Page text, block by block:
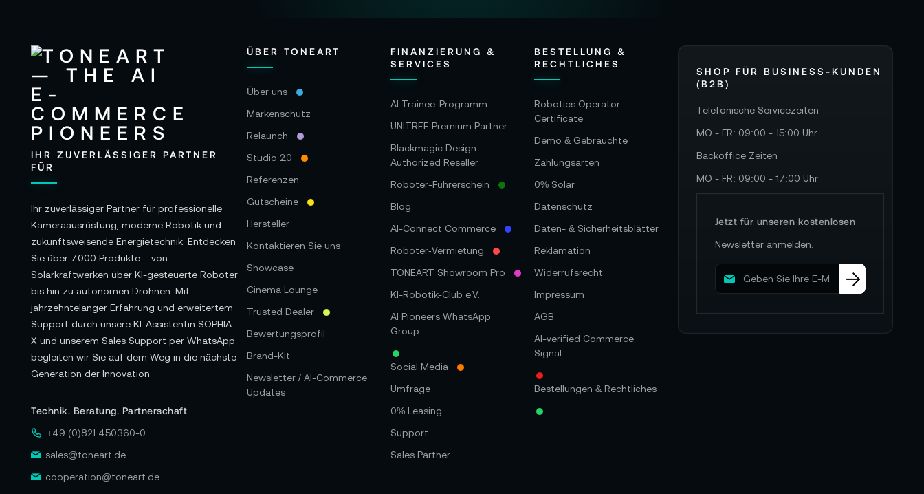
IHR ZUVERLÄSSIGER PARTNER
FÜR
Ihr zuverlässiger Partner für professionelle
Kameraausrüstung, moderne Robotik und
zukunftsweisende Energietechnik. Entdecken
Sie über 7.000 Produkte – von
Solarkraftwerken über KI-gesteuerte Roboter
bis hin zu autonomen Drohnen. Mit
jahrzehntelanger Erfahrung und erweitertem
Support durch unsere KI-Assistentin SOPHIA-
X und unserem Sales Support per WhatsApp
begleiten wir Sie auf dem Weg in die nächste
Generation der Innovation.
Technik. Beratung. Partnerschaft
+49 (0)821 450360-0
sales@toneart.de
cooperation@toneart.de
ÜBER TONEART
Über uns
Markenschutz
Relaunch
Studio 2.0
Referenzen
Gutscheine
Hersteller
Kontaktieren Sie uns
Showcase
Cinema Lounge
Trusted Dealer
Bewertungsprofil
Brand-Kit
Newsletter / AI-Commerce
Updates
FINANZIERUNG &
SERVICES
AI Trainee-Programm
UNITREE Premium Partner
Blackmagic Design
Authorized Reseller
Roboter-Führerschein
Blog
AI-Connect Commerce
Roboter‑Vermietung
TONEART Showroom Pro
KI-Robotik-Club e.V.
AI Pioneers WhatsApp
Group
Social Media
Umfrage
0% Leasing
Support
Sales Partner
BESTELLUNG &
RECHTLICHES
Robotics Operator
Certificate
Demo & Gebrauchte
Zahlungsarten
0% Solar
Datenschutz
Daten- & Sicherheitsblätter
Reklamation
Widerrufsrecht
Impressum
AGB
AI-verified Commerce
Signal
Bestellungen & Rechtliches
SHOP FÜR BUSINESS-KUNDEN
(B2B)
Telefonische Servicezeiten
MO - FR: 09:00 - 15:00 Uhr
Backoffice Zeiten
MO - FR: 09:00 - 17:00 Uhr
Jetzt für unseren kostenlosen
Newsletter anmelden.
M
d